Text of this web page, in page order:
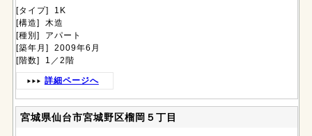
[タイプ] 1K
[構造] 木造
[種別] アパート
[築年月] 2009年6月
[階数] 1／2階
詳細ページへ
宮城県仙台市宮城野区榴岡５丁目